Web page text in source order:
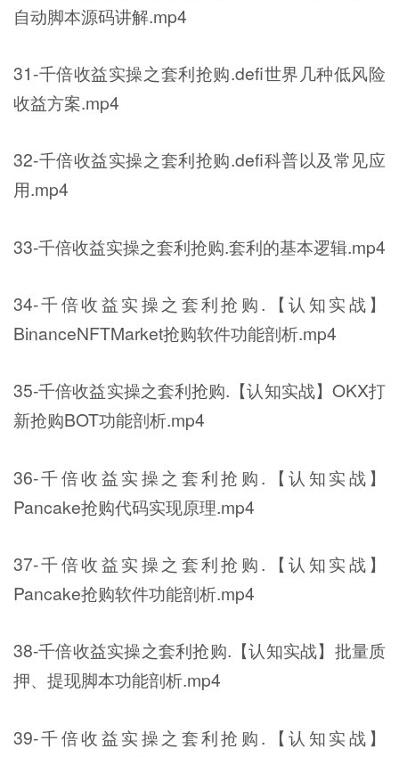
自动脚本源码讲解.mp4
31-千倍收益实操之套利抢购.defi世界几种低风险
收益方案.mp4
32-千倍收益实操之套利抢购.defi科普以及常见应
用.mp4
33-千倍收益实操之套利抢购.套利的基本逻辑.mp4
34-千倍收益实操之套利抢购.【认知实战】
BinanceNFTMarket抢购软件功能剖析.mp4
35-千倍收益实操之套利抢购.【认知实战】OKX打
新抢购BOT功能剖析.mp4
36-千倍收益实操之套利抢购.【认知实战】
Pancake抢购代码实现原理.mp4
37-千倍收益实操之套利抢购.【认知实战】
Pancake抢购软件功能剖析.mp4
38-千倍收益实操之套利抢购.【认知实战】批量质
押、提现脚本功能剖析.mp4
39-千倍收益实操之套利抢购.【认知实战】